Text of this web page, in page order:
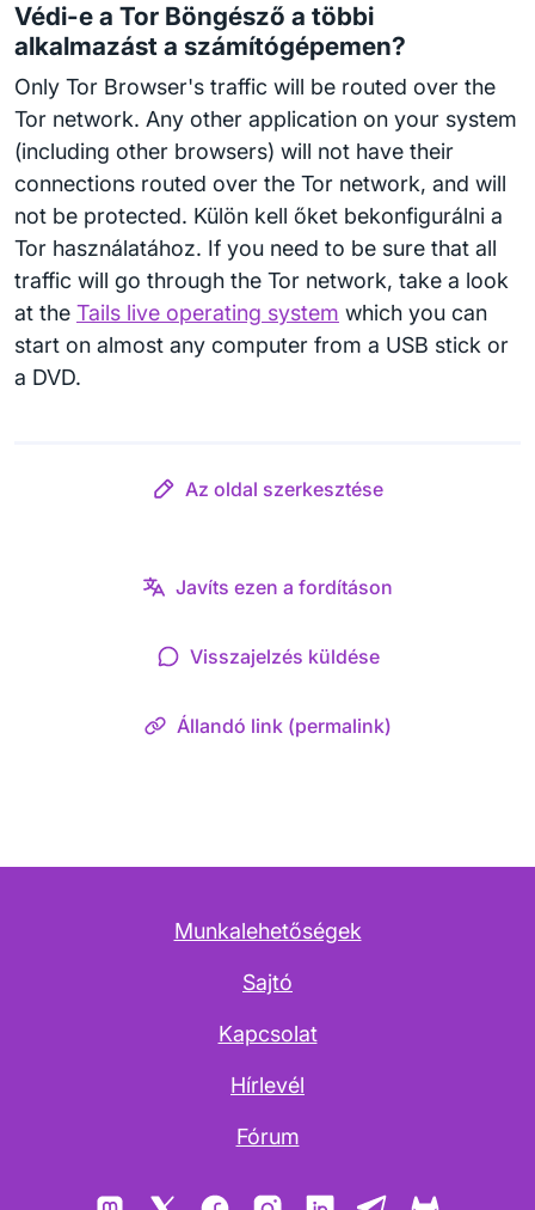
Védi-e a Tor Böngésző a többi
alkalmazást a számítógépemen?
Only Tor Browser's traffic will be routed over the
Tor network. Any other application on your system
(including other browsers) will not have their
connections routed over the Tor network, and will
not be protected. Külön kell őket bekonfigurálni a
Tor használatához. If you need to be sure that all
traffic will go through the Tor network, take a look
at the Tails live operating system which you can
start on almost any computer from a USB stick or
a DVD.
Az oldal szerkesztése
Javíts ezen a fordításon
Visszajelzés küldése
Állandó link (permalink)
Munkalehetőségek
Sajtó
Kapcsolat
Hírlevél
Fórum